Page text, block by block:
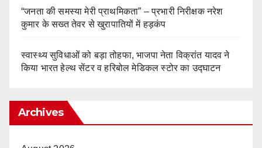
“जनता की समस्या मेरी प्राथमिकता” – प्रभारी निरीक्षक नरेश
कुमार के सख्त तेवर से खुरापातियों में हड़कंप
स्वास्थ्य सुविधाओं को बड़ा तोहफा, भाजपा नेता विक्रांत यादव ने
किया भारत हेल्थ सेंटर व हरिबोल मेडिकल स्टोर का उद्घाटन
Archives